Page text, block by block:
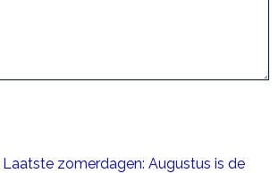
Laatste zomerdagen: Augustus is de